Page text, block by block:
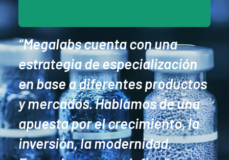
“Megalabs cuenta con una
estrategia de especialización
en base a diferentes productos
y mercados. Hablamos de una
apuesta por el crecimiento, la
inversión, la modernidad.